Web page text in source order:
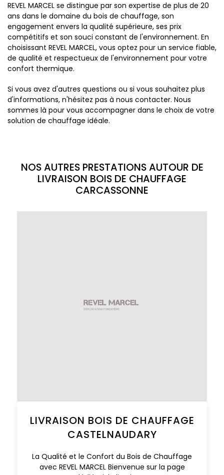
REVEL MARCEL se distingue par son expertise de plus de 20
ans dans le domaine du bois de chauffage, son
engagement envers la qualité supérieure, ses prix
compétitifs et son souci constant de l'environnement. En
choisissant REVEL MARCEL, vous optez pour un service fiable,
de qualité et respectueux de l'environnement pour votre
confort thermique.
Si vous avez d'autres questions ou si vous souhaitez plus
d'informations, n'hésitez pas à nous contacter. Nous
sommes là pour vous accompagner dans le choix de votre
solution de chauffage idéale.
NOS AUTRES PRESTATIONS AUTOUR DE
LIVRAISON BOIS DE CHAUFFAGE
CARCASSONNE
LIVRAISON BOIS DE CHAUFFAGE
CASTELNAUDARY
La Qualité et le Confort du Bois de Chauffage
avec REVEL MARCEL Bienvenue sur la page